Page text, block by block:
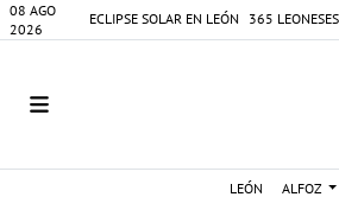
08 AGO
2026
ECLIPSE SOLAR EN LEÓN 365 LEONESES
LEÓN ALFOZ